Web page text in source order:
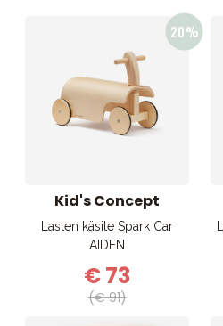
Kid's Concept
Lasten käsite Spark Car
AIDEN
€ 73
(€ 91)